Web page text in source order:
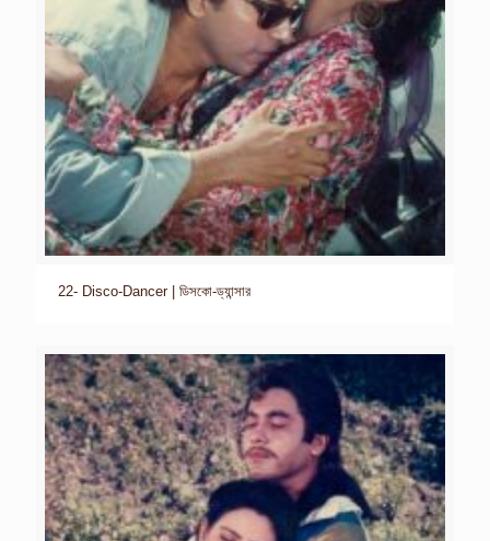
22- Disco-Dancer | ডিসকো-ড্যান্সার